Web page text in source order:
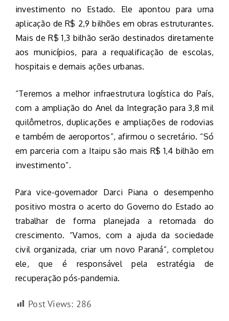
investimento no Estado. Ele apontou para uma
aplicação de R$ 2,9 bilhões em obras estruturantes.
Mais de R$ 1,3 bilhão serão destinados diretamente
aos municípios, para a requalificação de escolas,
hospitais e demais ações urbanas.
“Teremos a melhor infraestrutura logística do País,
com a ampliação do Anel da Integração para 3,8 mil
quilômetros, duplicações e ampliações de rodovias
e também de aeroportos”, afirmou o secretário. “Só
em parceria com a Itaipu são mais R$ 1,4 bilhão em
investimento”.
Para vice-governador Darci Piana o desempenho
positivo mostra o acerto do Governo do Estado ao
trabalhar de forma planejada a retomada do
crescimento. “Vamos, com a ajuda da sociedade
civil organizada, criar um novo Paraná”, completou
ele, que é responsável pela estratégia de
recuperação pós-pandemia.
Post Views: 286